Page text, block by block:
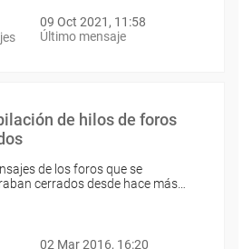
09 Oct 2021, 11:58
Último mensaje
de hilos de foros
de los foros que se
cerrados desde hace más…
02 Mar 2016, 16:20